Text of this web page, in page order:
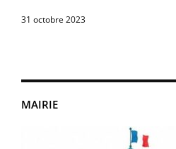
MAIRIE
31 octobre 2023